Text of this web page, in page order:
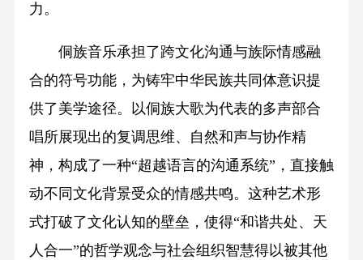
力。
侗族音乐承担了跨文化沟通与族际情感融
合的符号功能，为铸牢中华民族共同体意识提
供了美学途径。以侗族大歌为代表的多声部合
唱所展现出的复调思维、自然和声与协作精
神，构成了一种“超越语言的沟通系统”，直接触
动不同文化背景受众的情感共鸣。这种艺术形
式打破了文化认知的壁垒，使得“和谐共处、天
人合一”的哲学观念与社会组织智慧得以被其他